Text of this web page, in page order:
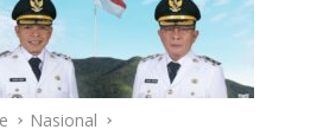
Nasional